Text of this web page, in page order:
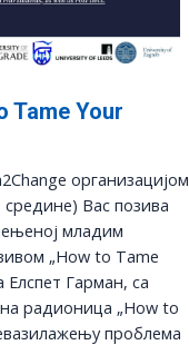
Tame Your
организацијом
Вас позива
младим
„How to Tame
Гарман, са
радионица „How to
проблема